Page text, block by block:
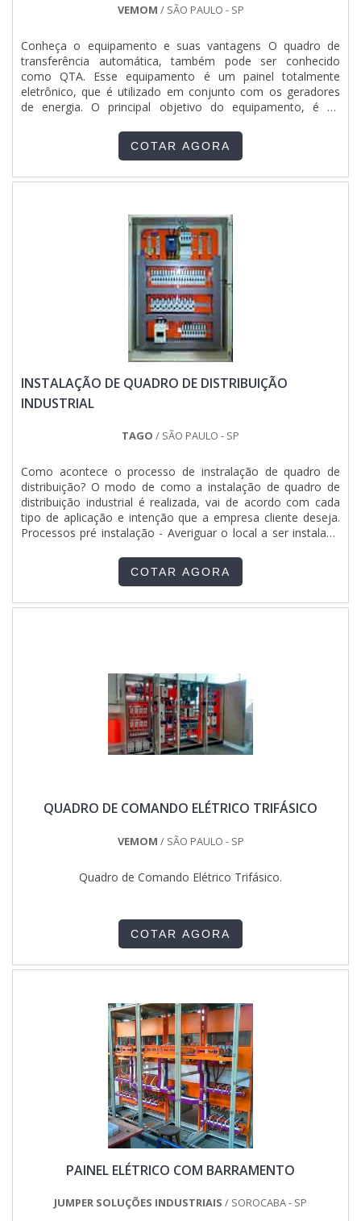
tenha produtos e serviços com ótima qualidade e proteção,
comprometimento da empresa com seus clientes.Tudo isso
que já foi falado e outras coisas mais são a razão pela qual
a Jumper Soluções Industriais é uma empresa responsável
quando exploramos o segmento de montagens
eletromecânicas e instalações elétricas. A empresa foca a
tecnologia e desenvolvimento no que gera resultado e
qualidade para os clientes.A EMPRESA MAIS QUALIFICADA
DO SEGMENTOApenas na Jumper Soluções Industriais
existe o que há de melhor em montagens eletromecânicas e
instalações elétricas. Com foco na experiência dos clientes,
objetivo de trazer a satisfação a todos os clientes, a
empresa entende que seu melhor destaque é conquistar a
confiança de cada um. Tudo isso só é possível através do
investimento em equipamentos modernos e profissionais
experientes.A Jumper Soluções Industriais é uma empresa
que tem despontado no segmento por toda seriedade e
qualidade, o que garante uma entrega de excelência de
VEMOM / SÃO PAULO - SP
Conheça o equipamento e suas vantagens O quadro de
transferência automática, também pode ser conhecido
como QTA. Esse equipamento é um painel totalmente
eletrônico, que é utilizado em conjunto com os geradores
de energia. O principal objetivo do equipamento, é de
necessitam da energia elétrica, caso haja uma interrupção
durante o fornecimento de energia, por parte da
COTAR AGORA
INSTALAÇÃO DE QUADRO DE DISTRIBUIÇÃO
INDUSTRIAL
TAGO / SÃO PAULO - SP
Como acontece o processo de instralação de quadro de
distribuição? O modo de como a instalação de quadro de
distribuição industrial é realizada, vai de acordo com cada
tipo de aplicação e intenção que a empresa cliente deseja.
Processos pré instalação - Averiguar o local a ser instalado
futuramente não se tenha preocupações; - Pesquisar se no
lugar pode correr algum risco depois da....
COTAR AGORA
QUADRO DE COMANDO ELÉTRICO TRIFÁSICO
VEMOM / SÃO PAULO - SP
Quadro de Comando Elétrico Trifásico.
COTAR AGORA
PAINEL ELÉTRICO COM BARRAMENTO
JUMPER SOLUÇÕES INDUSTRIAIS / SOROCABA - SP